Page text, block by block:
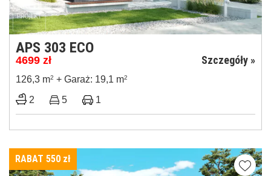
APS 303 ECO
4699 zł Szczegóły »
126,3 m2 + Garaż: 19,1 m2
2 5 1
RABAT 550 zł